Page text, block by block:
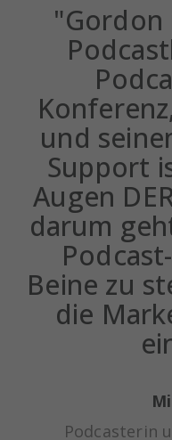
"Gordon
und
Support
Augen
darum
Beine zu
die
Podcasterin